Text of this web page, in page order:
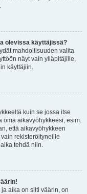
olevissa käyttäjissä?
mahdollisuuden valita
näyt vain ylläpitäjille,
käyttäjiin.
kuin se jossa itse
oma aikavyöhykkeesi, esim.
että aikavyöhykkeen
rekisteröityneille
tehdä niin.
aika on silti väärin, on